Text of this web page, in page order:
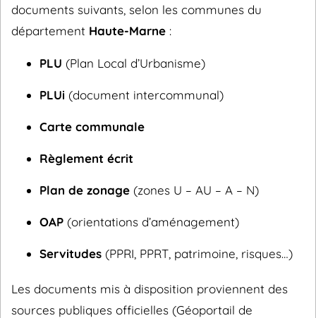
documents suivants, selon les communes du
département Haute-Marne :
PLU (Plan Local d’Urbanisme)
PLUi (document intercommunal)
Carte communale
Règlement écrit
Plan de zonage (zones U – AU – A – N)
OAP (orientations d’aménagement)
Servitudes (PPRI, PPRT, patrimoine, risques…)
Les documents mis à disposition proviennent des
sources publiques officielles (Géoportail de